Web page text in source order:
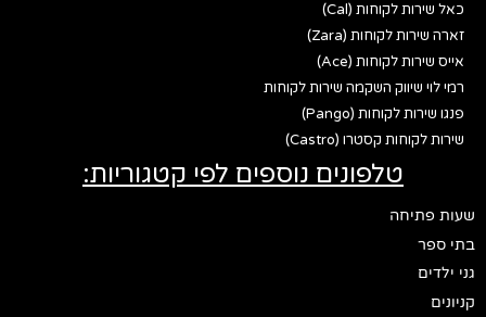
כאל שירות לקוחות (Cal)
זארה שירות לקוחות (Zara)
אייס שירות לקוחות (Ace)
רמי לוי שיווק השקמה שירות לקוחות
פנגו שירות לקוחות (Pango)
שירות לקוחות קסטרו (Castro)
טלפונים נוספים לפי קטגוריות:
שעות פתיחה
בתי ספר
גני ילדים
קניונים